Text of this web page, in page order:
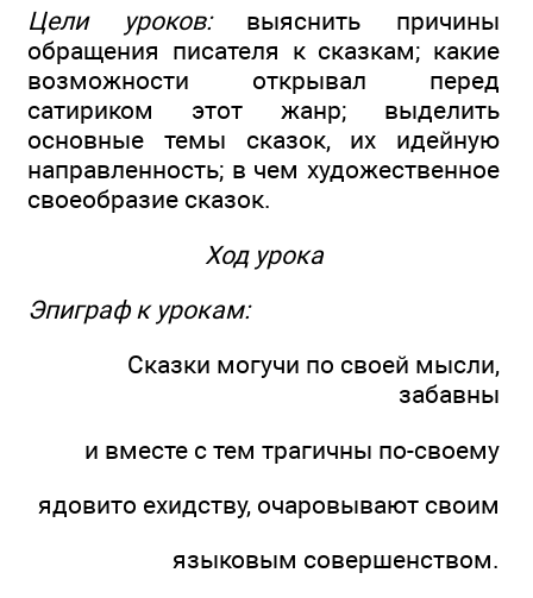
Цели уроков:выяснить причины
обращения писателя к сказкам; какие
возможности открывал перед
сатириком этот жанр; выделить
основные темы сказок, их идейную
направленность; в чем художественное
своеобразие сказок.
Ход урока
Эпиграф к урокам:
Сказки могучи по своей мысли,
забавны
и вместе с тем трагичны по-своему
ядовито ехидству, очаровывают своим
языковым совершенством.